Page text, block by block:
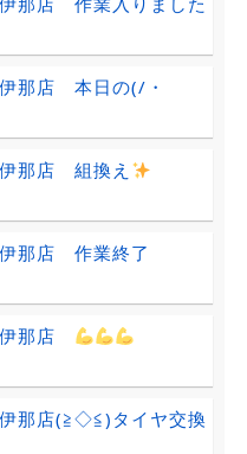
那店 本日の(/・
那店 組換え
那店 作業終了
那店
那店(≧◇≦)タイヤ交換